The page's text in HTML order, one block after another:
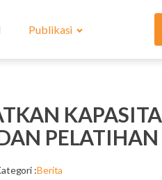
Publikasi
PELATIHAN
:Berita